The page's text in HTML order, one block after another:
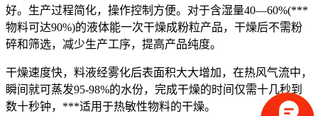
好。生产过程简化，操作控制方便。对于含湿量40—60%(***
物料可达90%)的液体能一次干燥成粉粒产品，干燥后不需粉
碎和筛选，减少生产工序，提高产品纯度。
干燥速度快，料液经雾化后表面积大大增加，在热风气流中，
瞬间就可蒸发95-98%的水份，完成干燥的时间仅需十几秒到
数十秒钟，***适用于热敏性物料的干燥。